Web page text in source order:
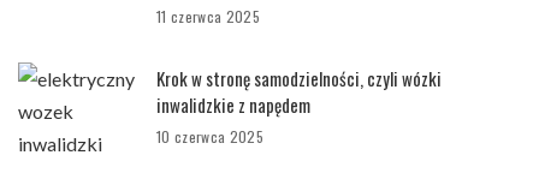
11 czerwca 2025
Krok w stronę samodzielności, czyli wózki
inwalidzkie z napędem
10 czerwca 2025